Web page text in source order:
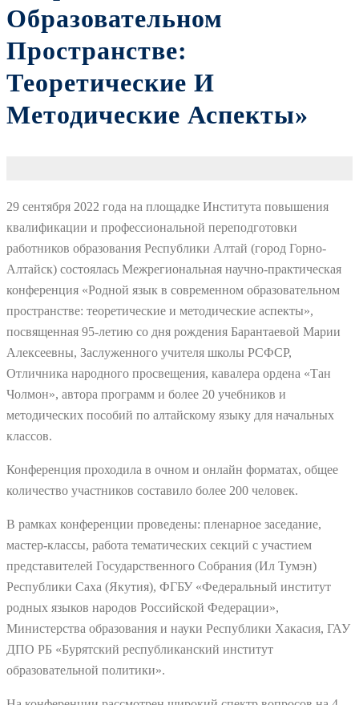
Образовательном
Пространстве:
Теоретические И
Методические Аспекты»
29 сентября 2022 года на площадке Института повышения
квалификации и профессиональной переподготовки
работников образования Республики Алтай (город Горно-
Алтайск) состоялась Межрегиональная научно-практическая
конференция «Родной язык в современном образовательном
пространстве: теоретические и методические аспекты»,
посвященная 95-летию со дня рождения Барантаевой Марии
Алексеевны, Заслуженного учителя школы РСФСР,
Отличника народного просвещения, кавалера ордена «Тан
Чолмон», автора программ и более 20 учебников и
методических пособий по алтайскому языку для начальных
классов.
Конференция проходила в очном и онлайн форматах, общее
количество участников составило более 200 человек.
В рамках конференции проведены: пленарное заседание,
мастер-классы, работа тематических секций с участием
представителей Государственного Собрания (Ил Тумэн)
Республики Саха (Якутия), ФГБУ «Федеральный институт
родных языков народов Российской Федерации»,
Министерства образования и науки Республики Хакасия, ГАУ
ДПО РБ «Бурятский республиканский институт
образовательной политики».